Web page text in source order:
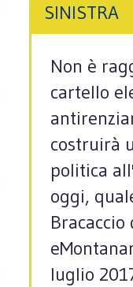
SINISTRA
Non è
cartello
costruirà
politica
oggi,
Bracaccio
luglio